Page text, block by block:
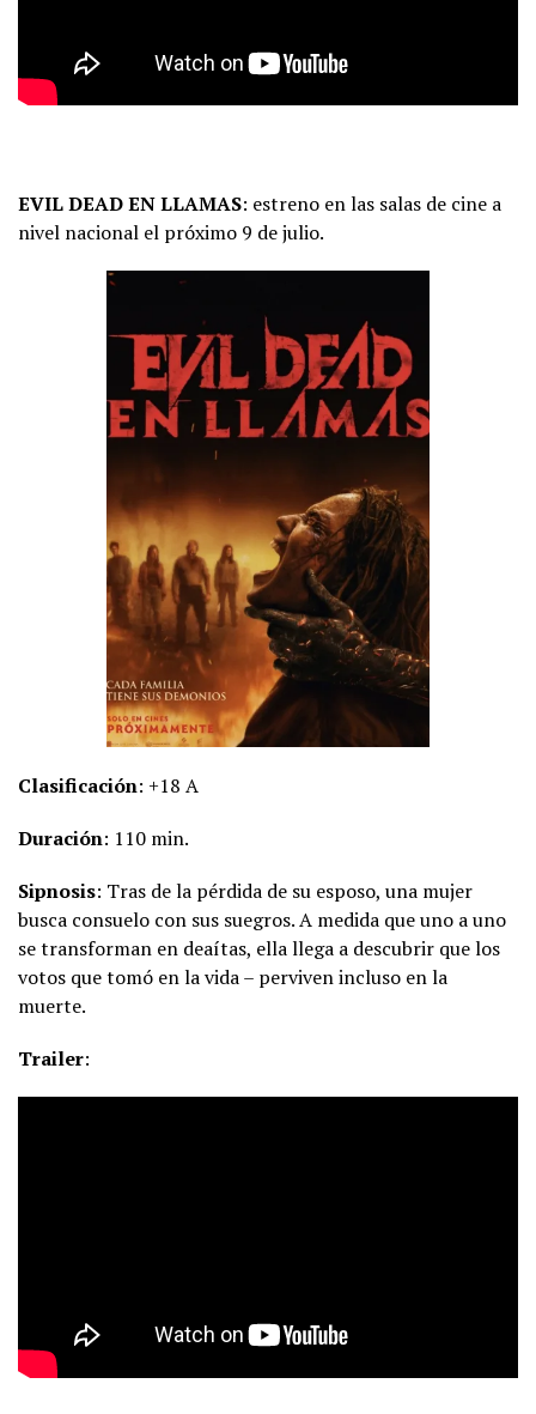
EVIL DEAD EN LLAMAS: estreno en las salas de cine a
nivel nacional el próximo 9 de julio.
Clasificación: +18 A
Duración: 110 min.
Sipnosis: Tras de la pérdida de su esposo, una mujer
busca consuelo con sus suegros. A medida que uno a uno
se transforman en deaítas, ella llega a descubrir que los
votos que tomó en la vida – perviven incluso en la
muerte.
Trailer: